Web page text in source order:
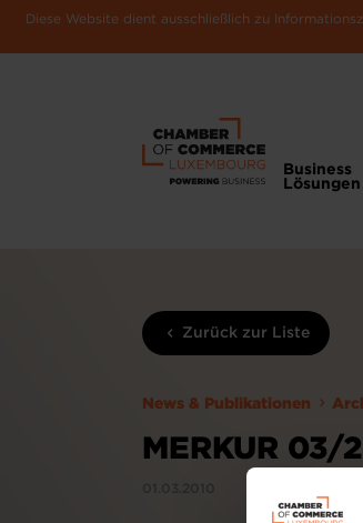
Diese Website dient ausschließlich zu
Business
Lösungen
Zurück zur Liste
News & Publikationen
MERKUR 03/